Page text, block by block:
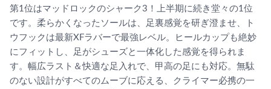
第1位はマッドロックのシャーク3！上半期に続き堂々の1位
です。柔らかくなったソールは、足裏感覚を研ぎ澄ませ、ト
ウフックは最新XFラバーで最強レベル。ヒールカップも絶妙
にフィットし、足がシューズと一体化した感覚を得られま
す。幅広ラスト＆快適な足入れで、甲高の足にも対応。無駄
のない設計がすべてのムーブに応える、クライマー必携の一